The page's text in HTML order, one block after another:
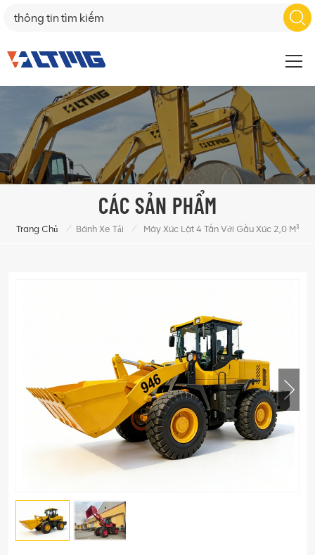
CÁC SẢN PHẨM
Trang Chủ / Bánh Xe Tải / Máy Xúc Lật 4 Tấn Với Gầu Xúc 2,0 M³